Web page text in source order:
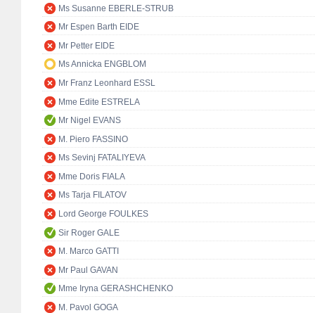
Ms Susanne EBERLE-STRUB
Mr Espen Barth EIDE
Mr Petter EIDE
Ms Annicka ENGBLOM
Mr Franz Leonhard ESSL
Mme Edite ESTRELA
Mr Nigel EVANS
M. Piero FASSINO
Ms Sevinj FATALIYEVA
Mme Doris FIALA
Ms Tarja FILATOV
Lord George FOULKES
Sir Roger GALE
M. Marco GATTI
Mr Paul GAVAN
Mme Iryna GERASHCHENKO
M. Pavol GOGA